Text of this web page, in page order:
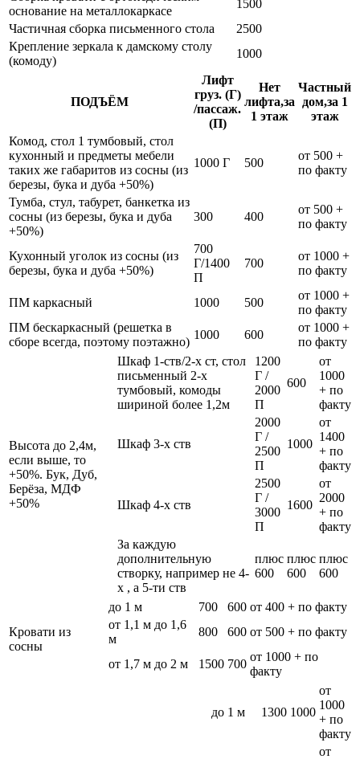
основание на металлокаркасе
1500
Частичная сборка письменного стола
2500
Крепление зеркала к дамскому столу
(комоду)
1000
ПОДЪЁМ
Лифт
груз. (Г)
/пассаж.
(П)
Нет
лифта,за
1 этаж
Частный
дом,за 1
этаж
Комод, стол 1 тумбовый, стол
кухонный и предметы мебели
таких же габаритов из сосны (из
березы, бука и дуба +50%)
1000 Г 500
от 500 +
по факту
Тумба, стул, табурет, банкетка из
сосны (из березы, бука и дуба
+50%)
300 400
от 500 +
по факту
Кухонный уголок из сосны (из
березы, бука и дуба +50%)
700
Г/1400
П
700
от 1000 +
по факту
ПМ каркасный 1000 500
от 1000 +
по факту
ПМ бескаркасный (решетка в
сборе всегда, поэтому поэтажно)
1000 600
от 1000 +
по факту
Высота до 2,4м,
если выше, то
+50%. Бук, Дуб,
Берёза, МДФ
+50%
Шкаф 1-ств/2-х ст, стол
письменный 2-х
тумбовый, комоды
шириной более 1,2м
1200
Г /
2000
П
600
от
1000
+ по
факту
Шкаф 3-х ств
2000
Г /
2500
П
1000
от
1400
+ по
факту
Шкаф 4-х ств
2500
Г /
3000
П
1600
от
2000
+ по
факту
За каждую
дополнительную
створку, например не 4-
х , а 5-ти ств
плюс
600
плюс
600
плюс
600
Кровати из
сосны
до 1 м 700 600 от 400 + по факту
от 1,1 м до 1,6
м
800 600 от 500 + по факту
от 1,7 м до 2 м 1500 700
от 1000 + по
факту
до 1 м 1300 1000
от
1000
+ по
факту
от